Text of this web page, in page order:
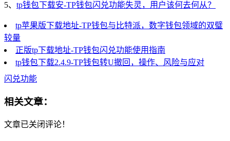
5、 tp钱包下载安-TP钱包闪兑功能失灵，用户该何去何从？
tp苹果版下载地址-TP钱包与比特派，数字钱包领域的双璧
较量
正版tp下载地址-TP钱包闪兑功能使用指南
tp钱包下载2.4.9-TP钱包转U撤回，操作、风险与应对
闪兑功能
相关文章：
文章已关闭评论！